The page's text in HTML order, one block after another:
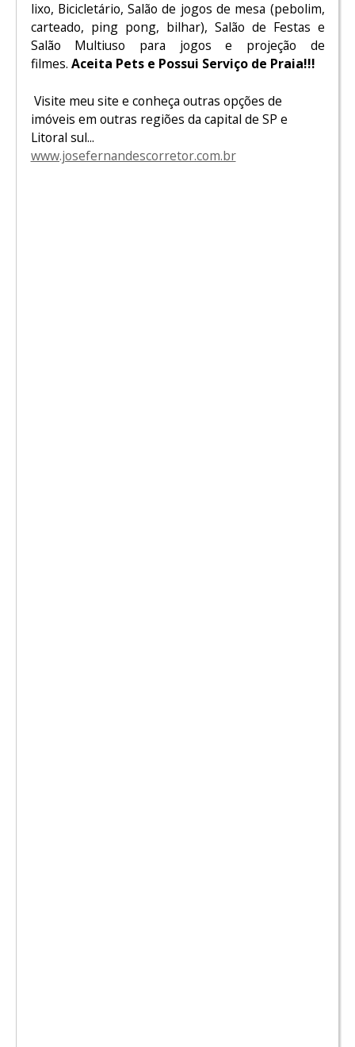
lixo, Bicicletário, Salão de jogos de mesa (pebolim,
carteado, ping pong, bilhar), Salão de Festas e
Salão Multiuso para jogos e projeção de
filmes. Aceita Pets e Possui Serviço de Praia!!!
Visite meu site e conheça outras opções de
imóveis em outras regiões da capital de SP e
Litoral sul...
www.josefernandescorretor.com.br